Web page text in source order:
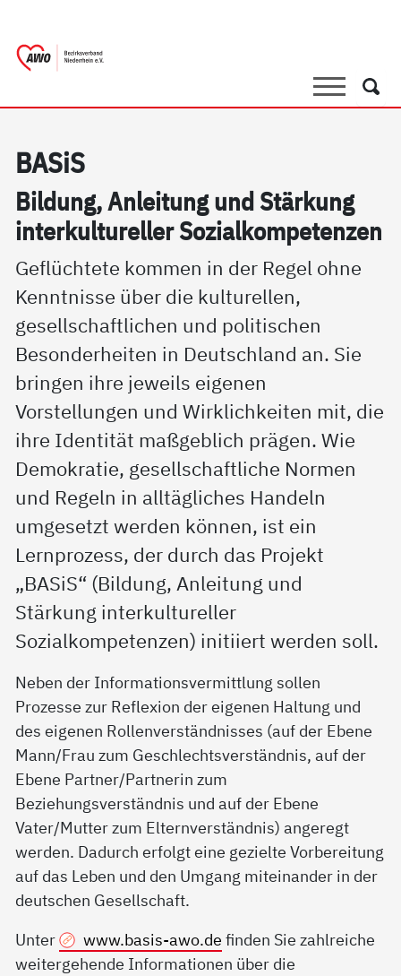
SucheSuche
BA­SiS
Bil­dung, An­lei­tung und Stär­kung
in­ter­kul­tu­rel­ler So­zial­kom­pe­ten­zen
Geflüchtete kommen in der Regel ohne
Kenntnisse über die kulturellen,
gesellschaftlichen und politischen
Besonderheiten in Deutschland an. Sie
bringen ihre jeweils eigenen
Vorstellungen und Wirklichkeiten mit, die
ihre Identität maßgeblich prägen. Wie
Demokratie, gesellschaftliche Normen
und Regeln in alltägliches Handeln
umgesetzt werden können, ist ein
Lernprozess, der durch das Projekt
„BASiS“ (Bildung, Anleitung und
Stärkung interkultureller
Sozialkompetenzen) initiiert werden soll.
Neben der Informationsvermittlung sollen
Prozesse zur Reflexion der eigenen Haltung und
des eigenen Rollenverständnisses (auf der Ebene
Mann/Frau zum Geschlechtsverständnis, auf der
Ebene Partner/Partnerin zum
Beziehungsverständnis und auf der Ebene
Vater/Mutter zum Elternverständnis) angeregt
werden. Dadurch erfolgt eine gezielte Vorbereitung
auf das Leben und den Umgang miteinander in der
deutschen Gesellschaft.
Unter
www.basis-awo.de finden Sie zahlreiche
weitergehende Informationen über die